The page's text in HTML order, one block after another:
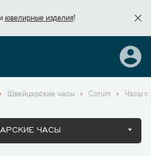
ювелирные изделия!
Швейцарские часы Corum Часы с
ЧАСЫ